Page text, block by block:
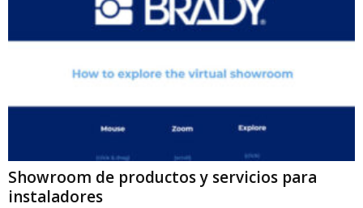
Showroom de productos y servicios para
instaladores